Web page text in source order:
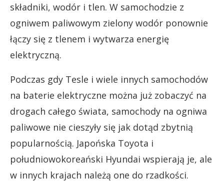
składniki, wodór i tlen. W samochodzie z
ogniwem paliwowym zielony wodór ponownie
łączy się z tlenem i wytwarza energię
elektryczną.
Podczas gdy Tesle i wiele innych samochodów
na baterie elektryczne można już zobaczyć na
drogach całego świata, samochody na ogniwa
paliwowe nie cieszyły się jak dotąd zbytnią
popularnością. Japońska Toyota i
południowokoreański Hyundai wspierają je, ale
w innych krajach należą one do rzadkości.